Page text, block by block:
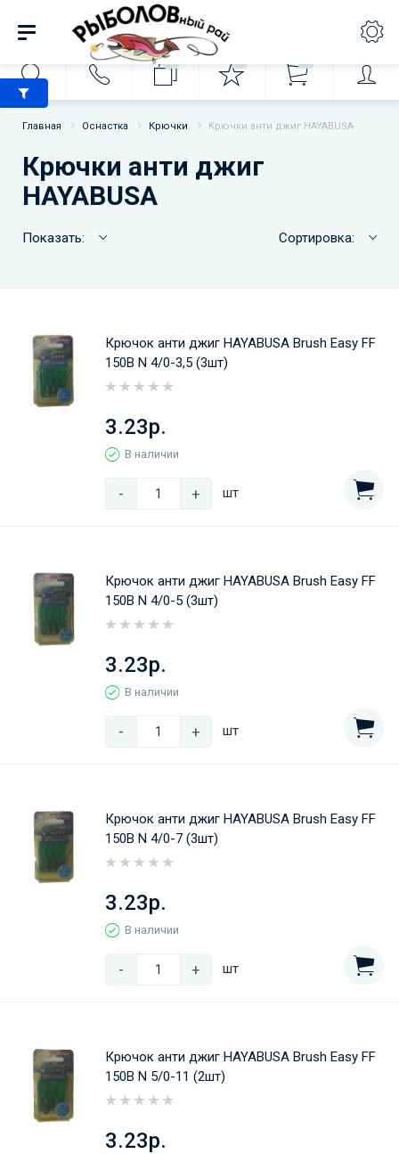
Главная Оснастка Крючки Крючки анти джиг HAYABUSA
Крючки анти джиг
HAYABUSA
Показать: Сортировка:
Крючок анти джиг HAYABUSA Brush Easy FF
150B N 4/0-3,5 (3шт)
3.23р.
В наличии
- + шт
Крючок анти джиг HAYABUSA Brush Easy FF
150B N 4/0-5 (3шт)
3.23р.
В наличии
- + шт
Крючок анти джиг HAYABUSA Brush Easy FF
150B N 4/0-7 (3шт)
3.23р.
В наличии
- + шт
Крючок анти джиг HAYABUSA Brush Easy FF
150B N 5/0-11 (2шт)
3.23р.